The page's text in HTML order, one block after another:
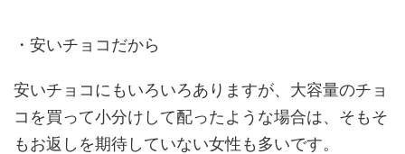
・安いチョコだから
安いチョコにもいろいろありますが、大容量のチョ
コを買って小分けして配ったような場合は、そもそ
もお返しを期待していない女性も多いです。